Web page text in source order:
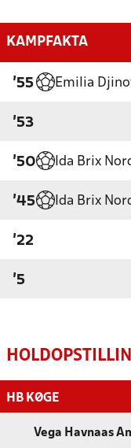
KAMPFAKTA
'55 Emilia
'53
'50 Ida Brix
'45 Ida Brix
'22
'5
HB KØGE
Vega Havnaas